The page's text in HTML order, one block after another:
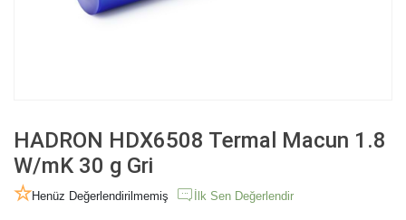
HADRON HDX6508 Termal Macun 1.8
W/mK 30 g Gri
Henüz Değerlendirilmemiş İlk Sen Değerlendir